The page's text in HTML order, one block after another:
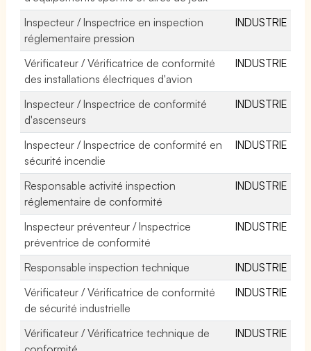
Inspecteur / Inspectrice en inspection
réglementaire pression
INDUSTRIE
Vérificateur / Vérificatrice de conformité
des installations électriques d'avion
INDUSTRIE
Inspecteur / Inspectrice de conformité
d'ascenseurs
INDUSTRIE
Inspecteur / Inspectrice de conformité en
sécurité incendie
INDUSTRIE
Responsable activité inspection
réglementaire de conformité
INDUSTRIE
Inspecteur préventeur / Inspectrice
préventrice de conformité
INDUSTRIE
Responsable inspection technique
INDUSTRIE
Vérificateur / Vérificatrice de conformité
de sécurité industrielle
INDUSTRIE
Vérificateur / Vérificatrice technique de
INDUSTRIE